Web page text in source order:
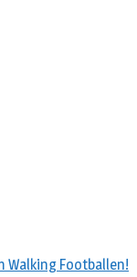
Walking Footballen!